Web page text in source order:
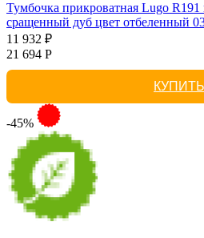
Тумбочка прикроватная Lugo R191
сращенный дуб цвет отбеленный
11 932 ₽
21 694 Р
КУПИТЬ
-45%